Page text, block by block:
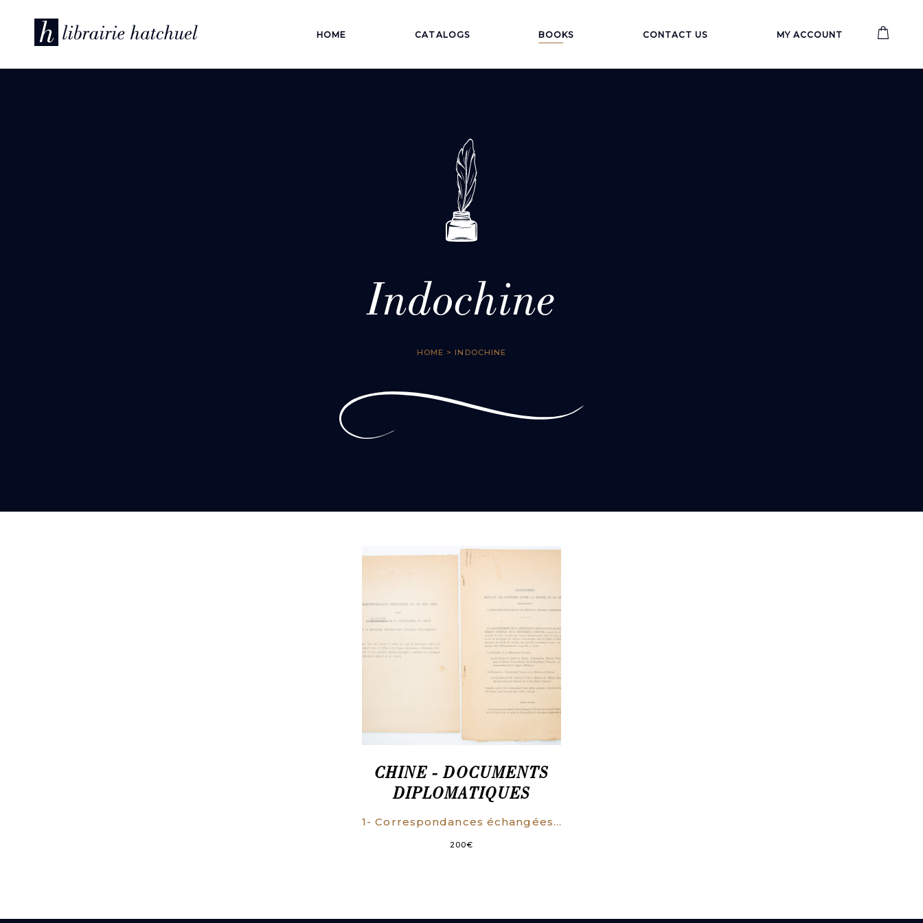
HOME CATALOGS BOOKS CONTACT US MY ACCOUNT
Indochine
HOME > INDOCHINE
CHINE - DOCUMENTS
DIPLOMATIQUES
1- Correspondances échangées le 16 mai 1930, entre le comte de Martel, ambassadeur et ministre de la République française en Chine et Chengting T. Wang, ministre chinois des affaires étrangère (…). 2- Convention réglant les rapports entre la France et la Chine relativement à l’Indochine française et aux provinces chinoises limitrophes.
200€